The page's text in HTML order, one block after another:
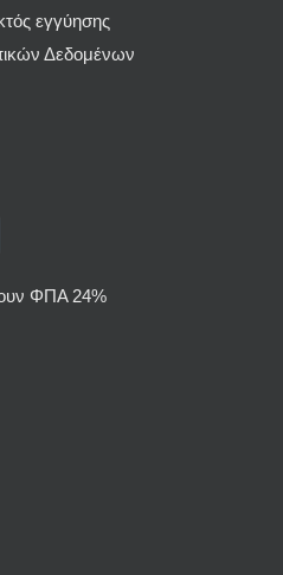
εγγύησης
Δεδομένων
ΦΠΑ 24%